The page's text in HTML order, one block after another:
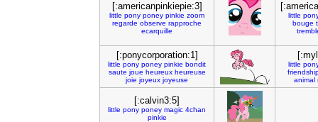
[:americanpinkiepie:3]
little pony poney pinkie zoom
regarde observe rapproche
ecarquille
little
bouge
[:ponycorporation:1]
little pony poney pinkie bondit
saute joue heureux heureuse
joie joyeux joyeuse
little
animal
[:calvin3:5]
little pony poney magic 4chan
pinkie